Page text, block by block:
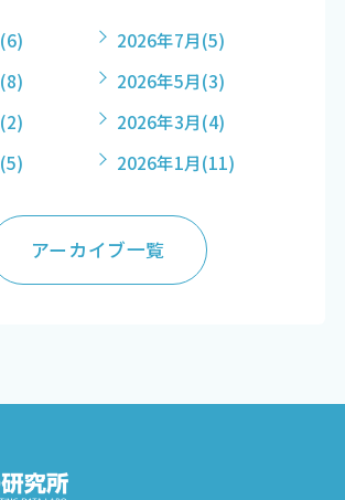
(6) 2026年7月(5)
(8) 2026年5月(3)
(2) 2026年3月(4)
(5) 2026年1月(11)
アーカイブ一覧